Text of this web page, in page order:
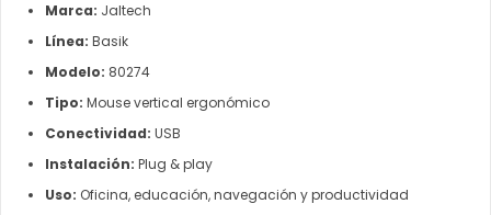
Marca: Jaltech
Línea: Basik
Modelo: 80274
Tipo: Mouse vertical ergonómico
Conectividad: USB
Instalación: Plug & play
Uso: Oficina, educación, navegación y productividad